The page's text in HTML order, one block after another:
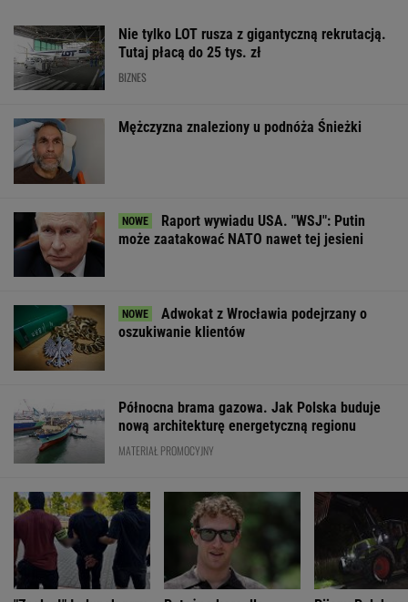
Nie tylko LOT rusza z gigantyczną rekrutacją.
Tutaj płacą do 25 tys. zł
BIZNES
Mężczyzna znaleziony u podnóża Śnieżki
Raport wywiadu USA. "WSJ": Putin
może zaatakować NATO nawet tej jesieni
Adwokat z Wrocławia podejrzany o
oszukiwanie klientów
Północna brama gazowa. Jak Polska buduje
nową architekturę energetyczną regionu
MATERIAŁ PROMOCYJNY